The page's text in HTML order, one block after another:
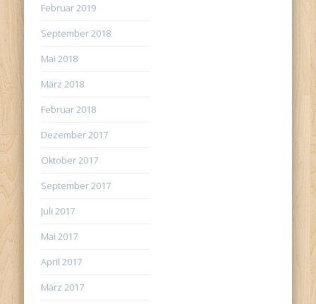
Februar 2019
September 2018
Mai 2018
März 2018
Februar 2018
Dezember 2017
Oktober 2017
September 2017
Juli 2017
Mai 2017
April 2017
März 2017